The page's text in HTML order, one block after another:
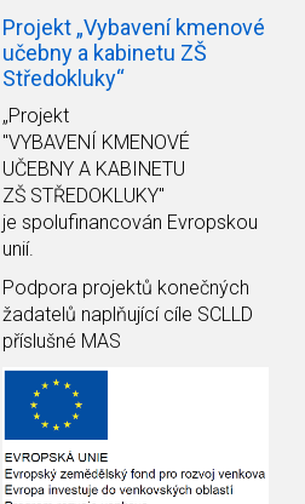
Projekt „Vybavení kmenové
učebny a kabinetu ZŠ
Středokluky“
„Projekt
"VYBAVENÍ KMENOVÉ
UČEBNY A KABINETU
ZŠ STŘEDOKLUKY"
je spolufinancován Evropskou
unií.
Podpora projektů konečných
žadatelů naplňující cíle SCLLD
příslušné MAS